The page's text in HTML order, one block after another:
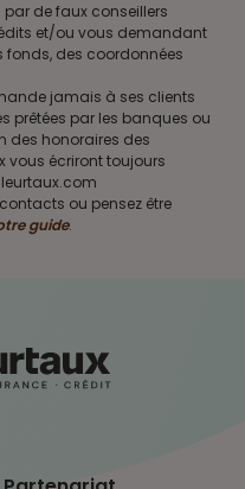
par de faux conseillers
et/ou vous demandant
des coordonnées
jamais à ses clients
prêtées par les banques ou
des honoraires des
vous écriront toujours
ou pensez être
guide.